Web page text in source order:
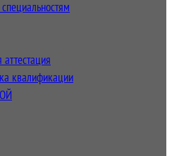
квалификации